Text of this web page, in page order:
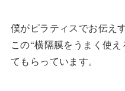
僕がピラティスでお伝え
この“横隔膜をうまく使
てもらっています。